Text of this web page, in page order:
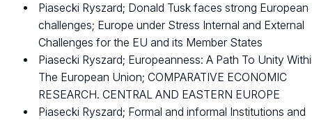
Piasecki Ryszard; Donald Tusk faces strong European
challenges; Europe under Stress Internal and External
Challenges for the EU and its Member States
Piasecki Ryszard; Europeanness: A Path To Unity
The European Union; COMPARATIVE ECONOMIC
RESEARCH. CENTRAL AND EASTERN EUROPE
Piasecki Ryszard; Formal and informal Institutions and